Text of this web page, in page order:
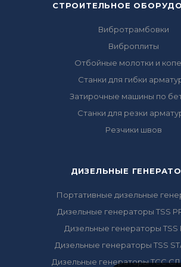
СТРОИТЕЛЬНОЕ
Вибротрамбовки
Виброплиты
Отбойные молотки и
Станки для гибки
Затирочные машины по
Станки для резки
Резчики швов
ДИЗЕЛЬНЫЕ
Портативные дизельные
Дизельные генераторы TSS
Дизельные генераторы TSS
Дизельные генераторы TSS
Дизельные генераторы ТСС